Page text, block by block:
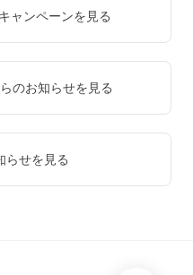
キャンペーンを見る
のお知らせを見る
らせを 見る